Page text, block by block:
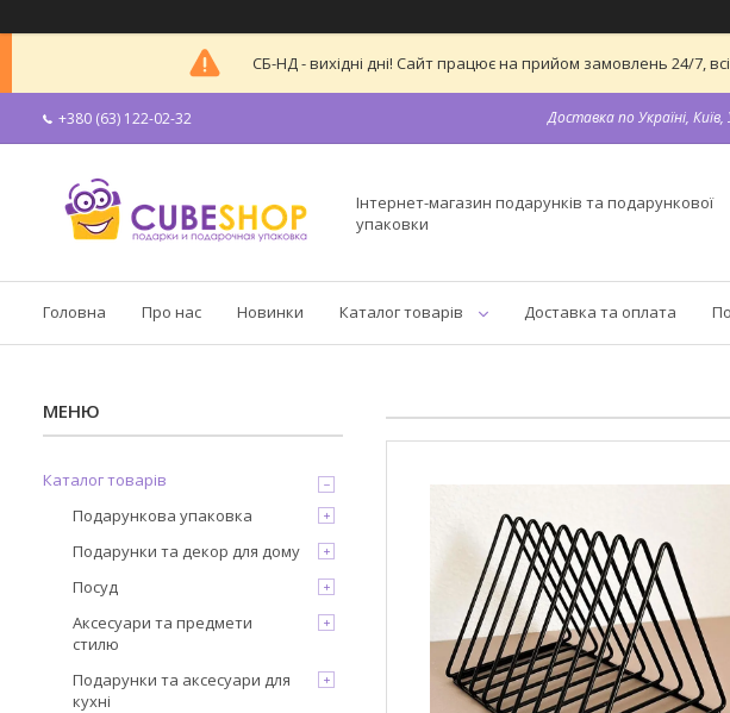
СБ-НД - вихідні дні! Сайт працює на прийом замовлень 24/7,
+380 (63) 122-02-32 Доставка по Україні, Київ,
Інтернет-магазин подарунків та подарункової
упаковки
Головна Про нас Новинки Каталог товарів Доставка та оплата
Каталог товарів
Подарункова упаковка
Подарунки та декор для дому
Посуд
Аксесуари та предмети
стилю
Подарунки та аксесуари для
кухні